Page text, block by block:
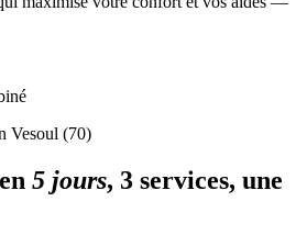
Vesoul (70)
5 jours, 3 services, une